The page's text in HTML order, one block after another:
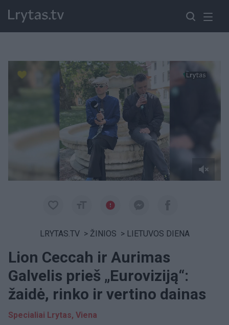
Paremkite Ukrainą
LRYTAS.TV > ŽINIOS > LIETUVOS DIENA
Lion Ceccah ir Aurimas
Galvelis prieš „Euroviziją“:
žaidė, rinko ir vertino dainas
Specialiai Lrytas, Viena